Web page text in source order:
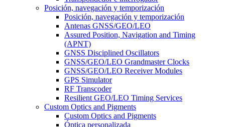
Posición, navegación y temporización
Posición, navegación y temporización
Antenas GNSS/GEO/LEO
Assured Position, Navigation and Timing
(APNT)
GNSS Disciplined Oscillators
GNSS/GEO/LEO Grandmaster Clocks
GNSS/GEO/LEO Receiver Modules
GPS Simulator
RF Transcoder
Resilient GEO/LEO Timing Services
Custom Optics and Pigments
Custom Optics and Pigments
Óptica personalizada